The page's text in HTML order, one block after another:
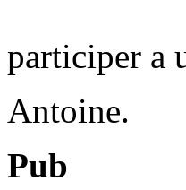
participer a
Antoine.
Pub